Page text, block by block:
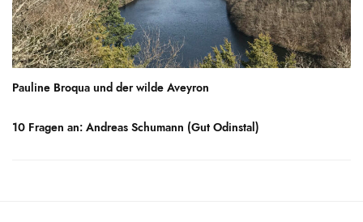
Pauline Broqua und der wilde Aveyron
10 Fragen an: Andreas Schumann (Gut Odinstal)